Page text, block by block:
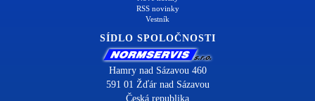
RSS novinky
Vestník
SÍDLO SPOLOČNOSTI
Hamry nad Sázavou 460
591 01 Žďár nad Sázavou
Česká republika